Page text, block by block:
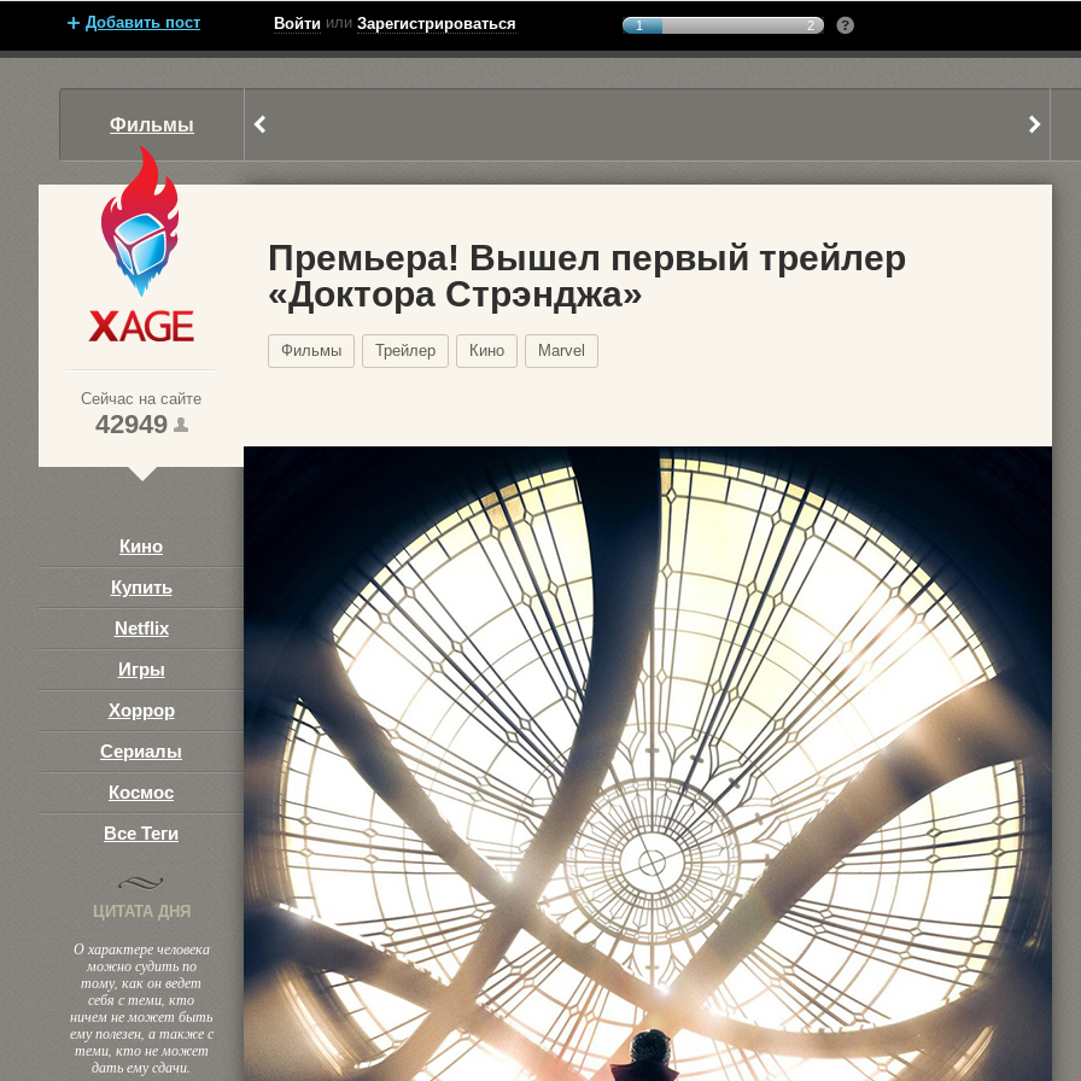
Добавить пост Войти или Зарегистрироваться 1 2
Фильмы
Сейчас на сайте
42949
Кино
Купить
Netflix
Игры
Хоррор
Сериалы
Космос
Все Теги
ЦИТАТА ДНЯ
О характере человека
можно судить по
тому, как он ведет
себя с теми, кто
ничем не может быть
ему полезен, а также с
теми, кто не может
дать ему сдачи.
Премьера! Вышел первый трейлер
«Доктора Стрэнджа»
Фильмы Трейлер Кино Marvel